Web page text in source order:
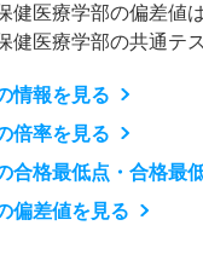
健医療学部の偏差値
健医療学部の共通テ
情報を見る
倍率を見る
合格最低点・合格最
偏差値を見る